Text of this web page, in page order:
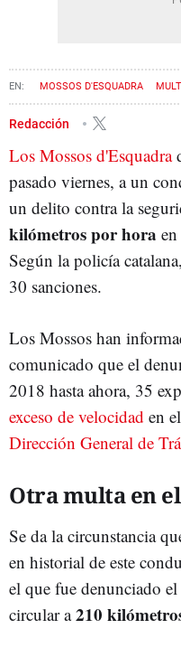
MOSSOS D'ESQUADRA
Redacción
Los Mossos d'Esquadra
pasado viernes, a un
un delito contra la
kilómetros por hora
Según la policía
30 sanciones.
Los Mossos han
comunicado que el
2018 hasta ahora, 35
exceso de velocidad en el
Dirección General de
Otra multa en
Se da la circunstancia
en historial de este
el que fue denunciado
circular a210